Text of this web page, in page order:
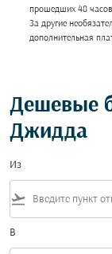
прошедших 48
За другие
дополнительная
Дешевые
Джидда
Из
flight_takeoff
В